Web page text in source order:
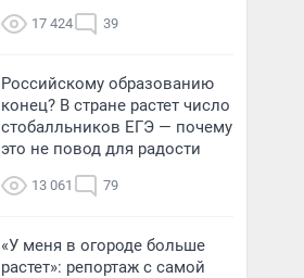
17 424 39
Российскому образованию
конец? В стране растет число
стобалльников ЕГЭ — почему
это не повод для радости
13 061 79
«У меня в огороде больше
растет»: репортаж с самой